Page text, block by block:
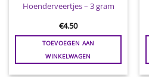
Hoenderveertjes – 3 gram
€4.50
TOEVOEGEN AAN
WINKELWAGEN